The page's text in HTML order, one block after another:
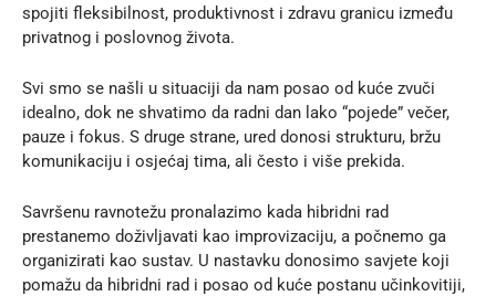
spojiti fleksibilnost, produktivnost i zdravu granicu između
privatnog i poslovnog života.
Svi smo se našli u situaciji da nam posao od kuće zvuči
idealno, dok ne shvatimo da radni dan lako “pojede” večer,
pauze i fokus. S druge strane, ured donosi strukturu, bržu
komunikaciju i osjećaj tima, ali često i više prekida.
Savršenu ravnotežu pronalazimo kada hibridni rad
prestanemo doživljavati kao improvizaciju, a počnemo ga
organizirati kao sustav. U nastavku donosimo savjete koji
pomažu da hibridni rad i posao od kuće postanu učinkovitiji,